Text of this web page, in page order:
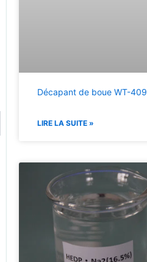
Décapant de boue WT-409
LIRE LA SUITE »